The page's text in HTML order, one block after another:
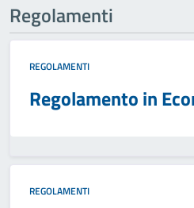
Regolamenti
REGOLAMENTI
Regolamento in
REGOLAMENTI